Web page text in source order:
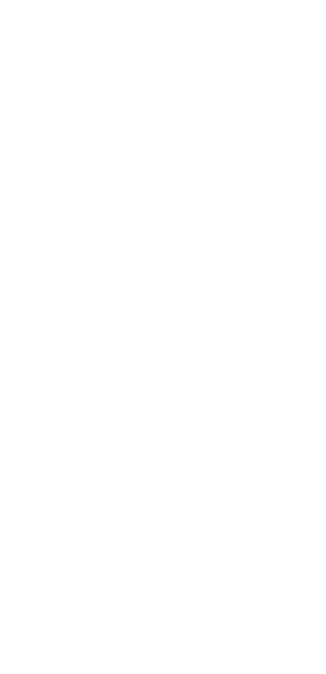
- १० लकार, अर्थ एवं व्याकरण | Jna Dhatu